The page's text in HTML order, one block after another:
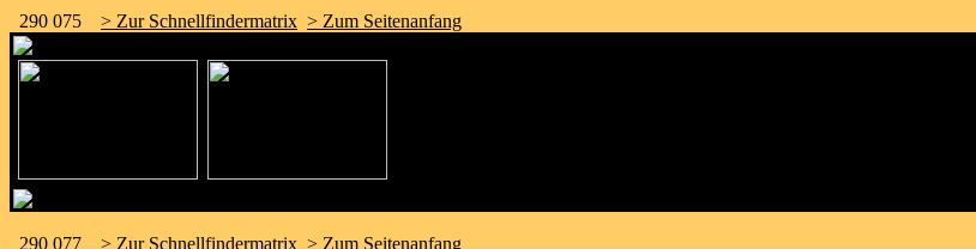
290 075 > Zur Schnellfindermatrix > Zum Seitenanfang
290 077 > Zur Schnellfindermatrix > Zum Seitenanfang